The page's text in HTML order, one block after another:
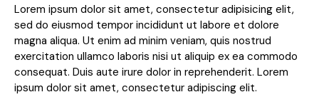
Lorem ipsum dolor sit amet, consectetur adipisicing elit,
sed do eiusmod tempor incididunt ut labore et dolore
magna aliqua. Ut enim ad minim veniam, quis nostrud
exercitation ullamco laboris nisi ut aliquip ex ea commodo
consequat. Duis aute irure dolor in reprehenderit. Lorem
ipsum dolor sit amet, consectetur adipiscing elit.